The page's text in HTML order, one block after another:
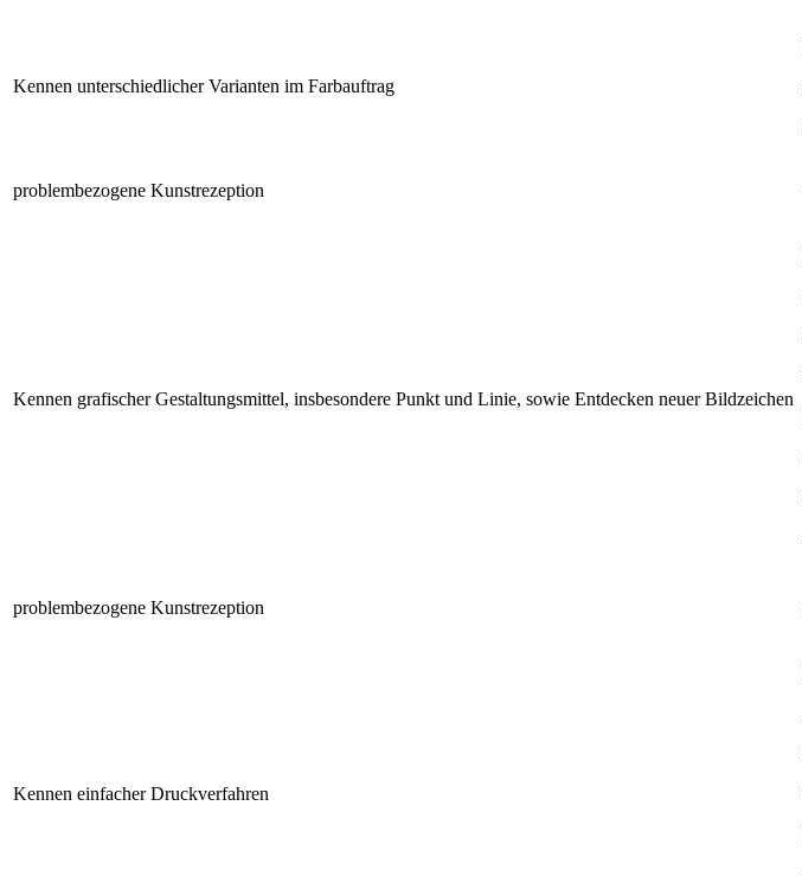
Kennen unterschiedlicher Varianten im Farbauftrag
problembezogene Kunstrezeption
Kennen grafischer Gestaltungsmittel, insbesondere Punkt und Linie, sowie Entdecken neuer Bildzeichen
problembezogene Kunstrezeption
Kennen einfacher Druckverfahren